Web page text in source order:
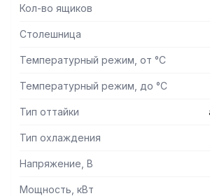
Кол-во ящиков
Столешница
Температурный режим, от °С
Температурный режим, до °С
Тип оттайки
Тип охлаждения
Напряжение, В
Мощность, кВт